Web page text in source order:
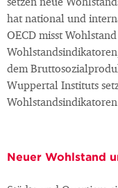
setzen neue
hat national und
OECD misst
dem
Wuppertal Instituts
Neuer Wohlstand